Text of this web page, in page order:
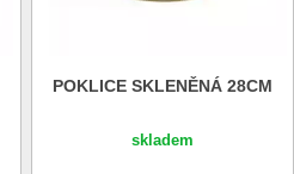
POKLICE SKLENĚNÁ 28CM
skladem